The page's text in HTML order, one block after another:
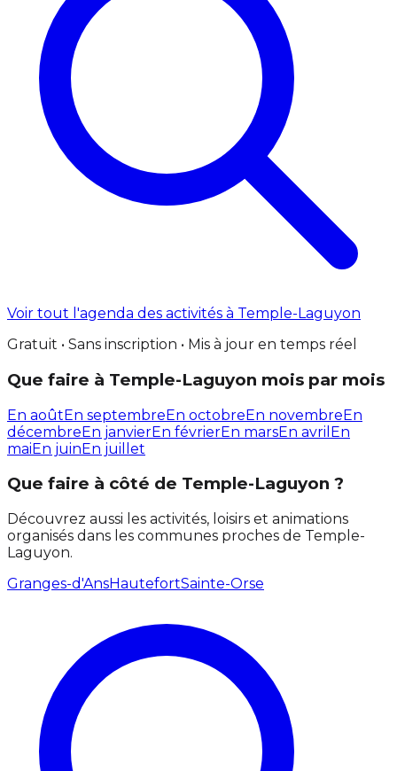
Voir tout l'agenda des activités à Temple-Laguyon
Gratuit • Sans inscription • Mis à jour en temps réel
Que faire à Temple-Laguyon mois par mois
En aoûtEn septembreEn octobreEn novembreEn
décembreEn janvierEn févrierEn marsEn avril En
maiEn juinEn juillet
Que faire à côté de Temple-Laguyon ?
Découvrez aussi les activités, loisirs et animations
organisés dans les communes proches de Temple-
Laguyon.
Granges-d'AnsHautefortSainte-Orse